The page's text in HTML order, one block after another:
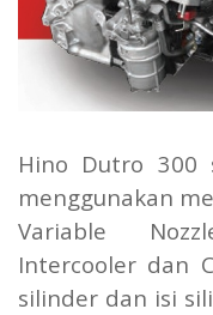
Hino Dutro 300
menggunakan
Variable
Intercooler dan
silinder dan isi